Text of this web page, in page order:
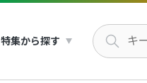
特集から探す